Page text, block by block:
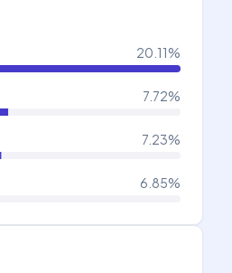
20.11%
7.72%
7.23%
6.85%